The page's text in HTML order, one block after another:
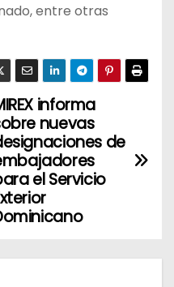
entre otras
informa
nuevas
de
el Servicio